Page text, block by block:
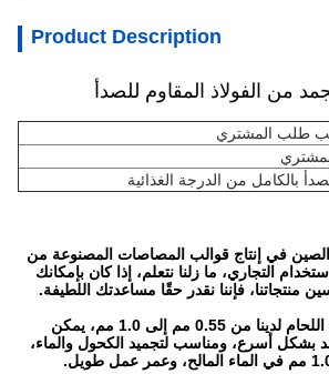
Product Description
من الفولاذ المقاوم للصدأ
بالكامل من الدرجة الغذائية
في إنتاج قوالب المصاصات المصنوعة من
التجاري، ما زلنا نتعلم، إذا كان بإمكانك
منتجاتنا، فإننا نقدر حقًا مساعدتك اللطيفة.
2. يتراوح سمك تجاويف اللحام لدينا من 0.55 مم إلى 1.0 مم، يمكن
يتجمد بشكل أسرع، ومناسب لتجميد الكحول والماء،